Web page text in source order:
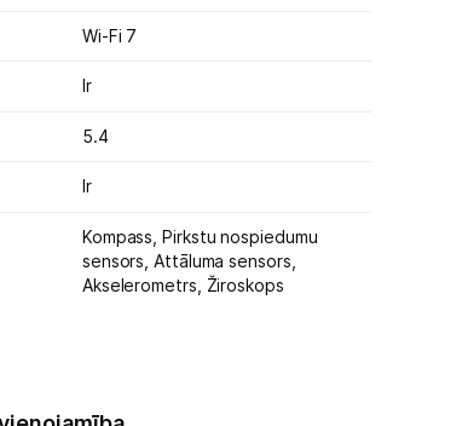
Wi-Fi 7
Ir
5.4
Ir
Kompass,Pirkstu nospiedumu
sensors,Attāluma sensors,
Akselerometrs, Žiroskops